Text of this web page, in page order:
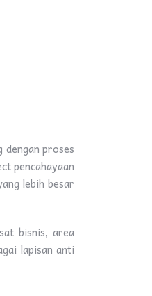
dengan proses
pencahayaan
lebih besar
bisnis, area
lapisan anti